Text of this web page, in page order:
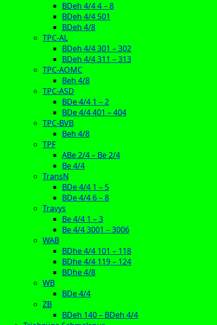
BDeh 4/4 4 – 8
BDeh 4/4 501
BDeh 4/8
TPC-AL
BDeh 4/4 301 – 302
BDeh 4/4 311 – 313
TPC-AOMC
Beh 4/8
TPC-ASD
BDe 4/4 1 – 2
BDe 4/4 401 – 404
TPC-BVB
Beh 4/8
TPF
ABe 2/4 – Be 2/4
Be 4/4
TransN
BDe 4/4 1 – 5
BDe 4/4 6 – 8
Travys
Be 4/4 1 – 3
Be 4/4 3001 – 3006
WAB
BDhe 4/4 101 – 118
BDhe 4/4 119 – 124
BDhe 4/8
WB
BDe 4/4
ZB
BDeh 140 – BDeh 4/4